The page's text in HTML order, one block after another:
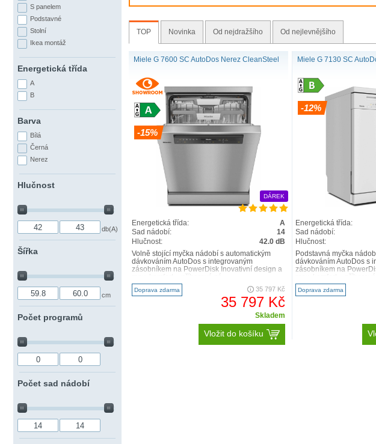
Světová novinka: AutoDos s
Automatické dávkování pro
Excelentní výsledky: AutoDos je první
práškový granulát se tak stávají dokonale
okamžiku. Užívejte si tu svobodu: jedenPowerDisk
tato první autonomní myčka automaticky pomocí
TOP Novinka Od nejdražšího Od nejlevnějšího
Miele G 7600 SC AutoDos Nerez CleanSteel
-15%
DÁREK
Energetická třída:
A
Sad nádobí:
14
Hlučnost:
42.0 dB
Volně stojící myčka nádobí s automatickým
dávkováním AutoDos s integrovaným
zásobníkem na PowerDisk Inovativní design a
Doprava zdarma 35 797 Kč
35 797 Kč
Skladem
Vložit do košíku
Miele G 7130 SC
-12%
Energetická třída:
Sad nádobí:
Hlučnost:
Podstavná myčka
dávkováním AutoDos s
zásobníkem na
Doprava zdarma
S panelem
Podstavné
Stolní
Ikea montáž
Energetická třída
A
B
Barva
Bílá
Černá
Nerez
Hlučnost
db(A)
Šířka
cm
Počet programů
Počet sad nádobí